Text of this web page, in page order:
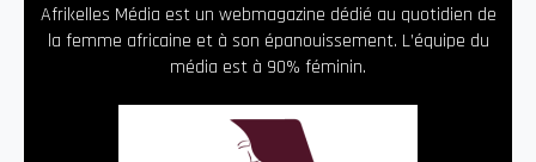
Afrikelles Média est un webmagazine dédié au quotidien de
la femme africaine et à son épanouissement. L’équipe du
média est à 90% féminin.